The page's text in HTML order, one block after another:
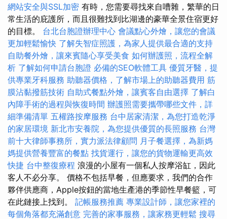
網站安全與SSL加密 有時，您需要尋找來自嘈雜，繁華的日
常生活的庇護所，而且很難找到比湖邊的豪華全景住宿更好
的目標。 台北台胞證辦理中心 會議點心外燴，讓您的會議
更加輕鬆愉快 了解失智症照護，為家人提供最合適的支持
自助餐外燴，讓來賓隨心享受美食 如何辦護照，流程全解
析 了解如何申請台胞證 必備的SEO軟體工具 優質牙醫，提
供專業牙科服務 助聽器價格，了解市場上的助聽器費用 筋
膜沾黏撥筋技術 自助式餐點外燴，讓賓客自由選擇 了解白
內障手術的過程與恢復時間 辦護照需要攜帶哪些文件，詳
細準備清單 五權路按摩服務 台中居家清潔，為您打造乾淨
的家居環境 新北市安養院，為您提供優質的長照服務 台灣
前十大律師事務所，實力派法律顧問 月子餐選擇，為新媽
媽提供營養豐富的餐點 找貨運行，讓您的貨物運輸更高效
快捷 台中整復療程 浪漫的小屋有一個私人按摩浴缸，因此
客人不必分享。 價格不包括早餐，但應要求，我們的合作
夥伴供應商，Apple按鈕的當地生產港的季節性早餐籃，可
在此鏈接上找到。 記帳服務推薦 專業設計師，讓您家裡的
每個角落都充滿創意 完善的家事服務，讓家務更輕鬆 搜尋